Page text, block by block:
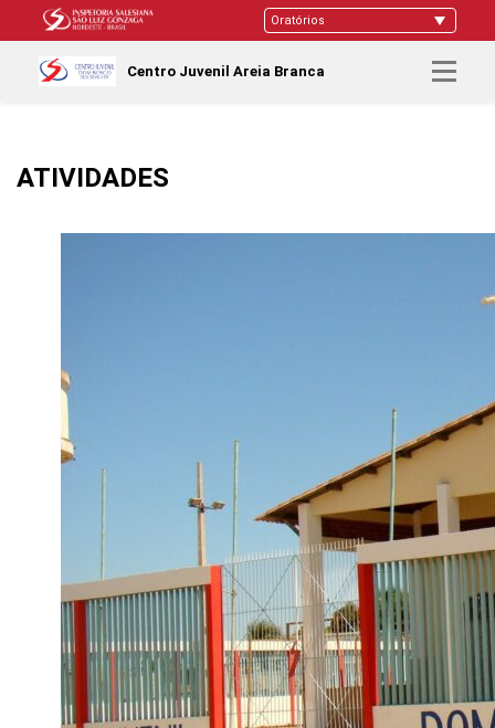
Centro Juvenil Areia Branca
ATIVIDADES